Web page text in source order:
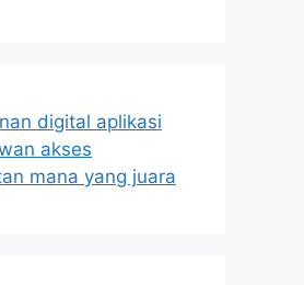
digital aplikasi
akses
mana yang juara